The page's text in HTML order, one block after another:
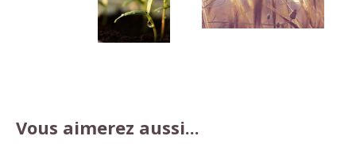
Vous aimerez aussi...